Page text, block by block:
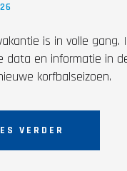
is in volle
data en informatie in
korfbalseizoen.
VERDER